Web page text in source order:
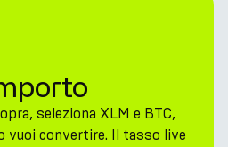
seleziona XLM e BTC,
vuoi convertire. Il tasso live